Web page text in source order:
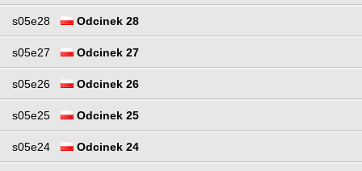
s05e28 Odcinek 28
s05e27 Odcinek 27
s05e26 Odcinek 26
s05e25 Odcinek 25
s05e24 Odcinek 24